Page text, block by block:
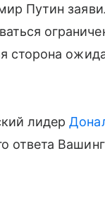
Путин
сторона
лидер
ответа